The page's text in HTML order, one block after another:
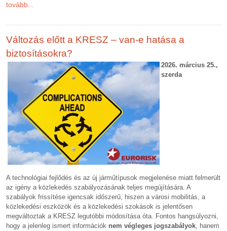
tovább...
Változás előtt a KRESZ – van-e hatása a
biztosításokra?
2026. március 25.,
szerda
A technológiai fejlődés és az új járműtípusok megjelenése miatt felmerült
az igény a közlekedés szabályozásának teljes megújítására. A
szabályok frissítése igencsak időszerű, hiszen a városi mobilitás, a
közlekedési eszközök és a közlekedési szokások is jelentősen
megváltoztak a KRESZ legutóbbi módosítása óta. Fontos hangsúlyozni,
hogy a jelenleg ismert információk nem végleges jogszabályok, hanem